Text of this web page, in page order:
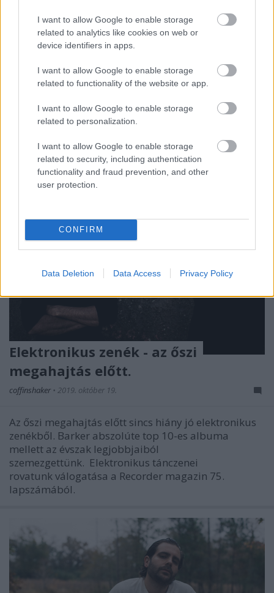
I want to allow Google to enable storage
related to analytics like cookies on web or
device identifiers in apps.
I want to allow Google to enable storage
related to functionality of the website or app.
I want to allow Google to enable storage
related to personalization.
I want to allow Google to enable storage
related to security, including authentication
functionality and fraud prevention, and other
user protection.
CONFIRM
Data Deletion Data Access Privacy Policy
coffinshaker•2019. november 02.
szánt zenék ideje az évben, és a felhozatal nem is
okoz csalódást. Kiválogattuk a kedvenceinket a
rovatunk válogatása a Recorder magazin 76.
lapszámából.
Elektronikus zenék - az őszi
megahajtás előtt.
coffinshaker • 2019. október 19.
Az őszi megahajtás előtt sincs hiány jó elektronikus
zenékből. Barker abszolúte top 10-es albuma
mellett az évszak legjobbjaiból
szemezgettünk. Elektronikus tánczenei
rovatunk válogatása a Recorder magazin 75.
lapszámából.